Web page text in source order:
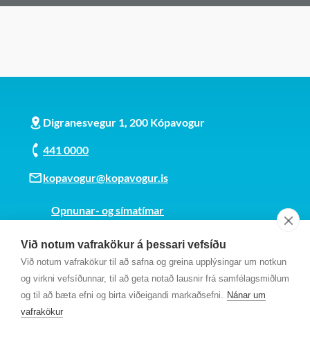
Við notum vafrakökur á þessari vefsíðu
Við notum vafrakökur til að safna og greina upplýsingar um notkun
og virkni vefsíðunnar, til að geta notað lausnir frá samfélagsmiðlum
og til að bæta efni og birta viðeigandi markaðsefni. Nánar um
vafrakökur
Digranesvegur 1, 200 Kópavogur
441 0000
kopavogur@kopavogur.is
Opnunar- og símatímar
Kt. 700169-3759
Fundarmannagátt